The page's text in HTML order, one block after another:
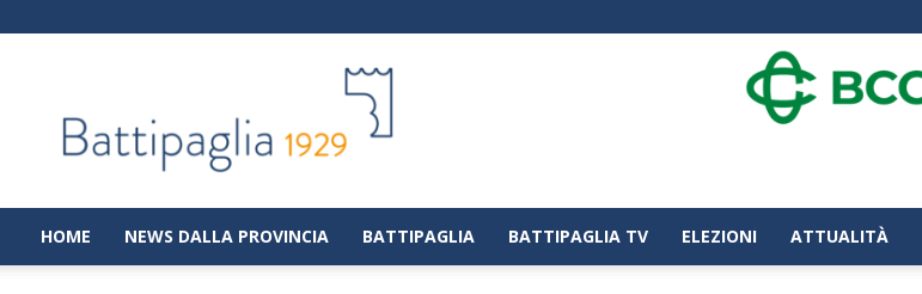
|
Notizie
dalla
città
di
HOME NEWS DALLA PROVINCIA BATTIPAGLIA BATTIPAGLIA TV ELEZIONI ATTUALITÀ